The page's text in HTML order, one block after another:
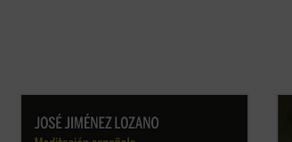
Sirva la reedición de esta primera obra
de Jiménez Lozano como pequeño